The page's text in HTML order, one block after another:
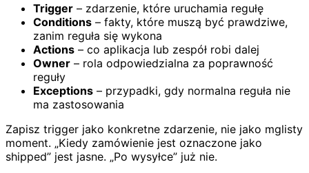
Trigger – zdarzenie, które uruchamia regułę
Conditions – fakty, które muszą być prawdziwe,
zanim reguła się wykona
Actions – co aplikacja lub zespół robi dalej
Owner – rola odpowiedzialna za poprawność
reguły
Exceptions – przypadki, gdy normalna reguła nie
ma zastosowania
Zapisz trigger jako konkretne zdarzenie, nie jako mglisty
moment. „Kiedy zamówienie jest oznaczone jako
shipped” jest jasne. „Po wysyłce” już nie.